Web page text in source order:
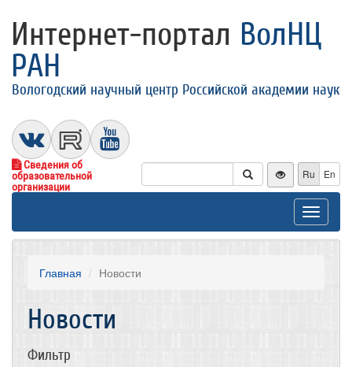
Интернет-портал ВолНЦ
РАН
Вологодский научный центр Российской академии наук
Сведения об
образовательной
организации
Ru En
Toggle
Главная Новости
Новости
Фильтр